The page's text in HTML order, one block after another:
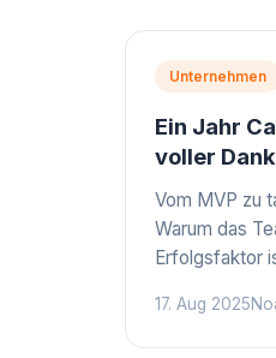
Unternehmen
Ein Jahr
voller
Vom MVP zu
Warum das
Erfolgsfaktor
17. Aug 2025